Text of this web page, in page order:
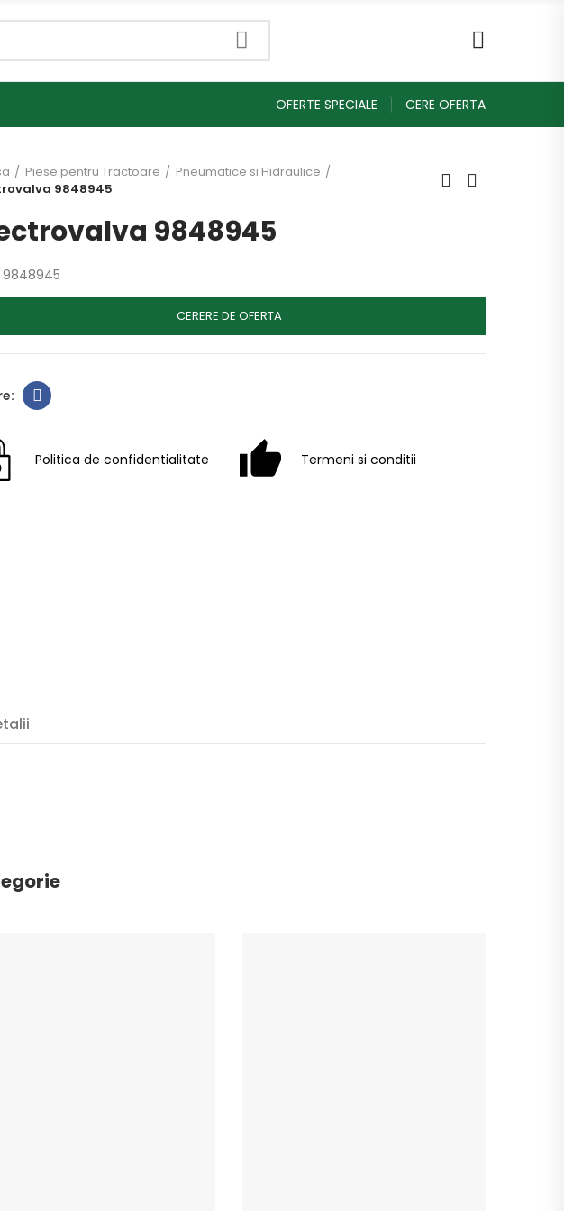
OFERTE SPECIALE CERE OFERTA
Piese pentru Tractoare
Pneumatice si Hidraulice
9848945
9848945
9848945
CERERE DE OFERTA
Politica de confidentialitate Termeni si conditii